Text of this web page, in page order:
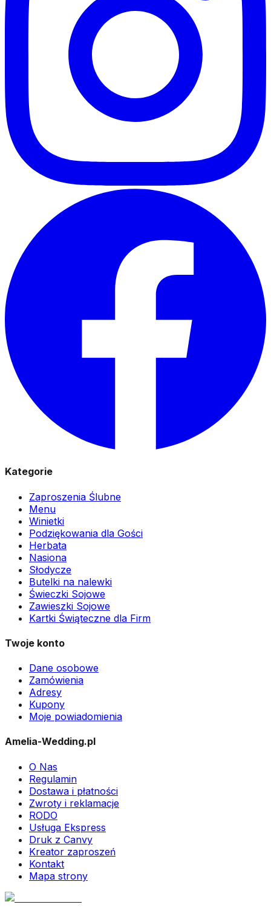
Kategorie
Zaproszenia Ślubne
Menu
Winietki
Podziękowania dla Gości
Herbata
Nasiona
Słodycze
Butelki na nalewki
Świeczki Sojowe
Zawieszki Sojowe
Kartki Świąteczne dla Firm
Twoje konto
Dane osobowe
Zamówienia
Adresy
Kupony
Moje powiadomienia
Amelia-Wedding.pl
O Nas
Regulamin
Dostawa i płatności
Zwroty i reklamacje
RODO
Usługa Ekspress
Druk z Canvy
Kreator zaproszeń
Kontakt
Mapa strony